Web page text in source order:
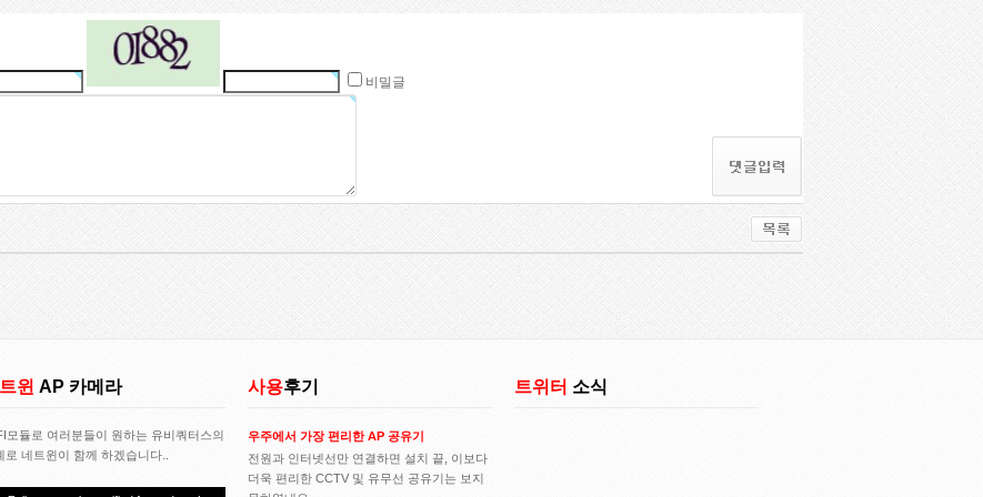
비밀글
윈 AP 카메라
모듈로 여러분들이 원하는 유비쿼터스의
로 네트윈이 함께 하겠습니다..
사용후기
우주에서 가장 편리한 AP 공유기
전원과 인터넷선만 연결하면 설치 끝, 이보다
더욱 편리한 CCTV 및 유무선 공유기는 보지
트위터 소식